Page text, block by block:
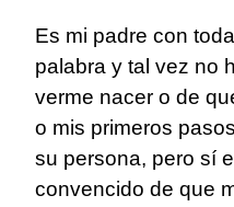
Es mi padre con
palabra y tal vez no
verme nacer o de
o mis primeros
su persona, pero sí
convencido de que